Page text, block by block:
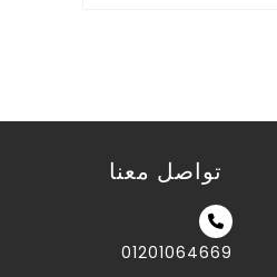
تواصل معنا
01201064669